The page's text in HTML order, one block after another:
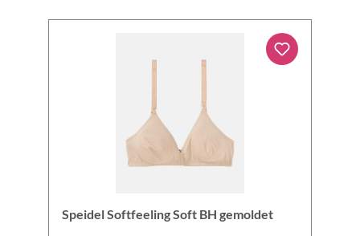
Speidel Softfeeling Soft BH gemoldet